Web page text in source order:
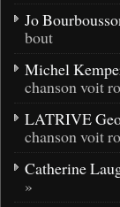
Jo
bout
Michel
chanson voit
LATRIVE
chanson voit
Catherine
»